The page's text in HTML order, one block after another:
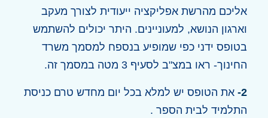
אליכם מהרשת אפליקציה ייעודית לצורך מעקב
וארגון הנושא, למעוניינים. היתר יכולים להשתמש
בטופס ידני כפי שמופיע בנספח למסמך משרד
החינוך- ראו במצ"ב לסעיף 3 מטה במסמך זה.
2- את הטופס יש למלא בכל יום מחדש טרם כניסת
התלמיד לבית הספר .